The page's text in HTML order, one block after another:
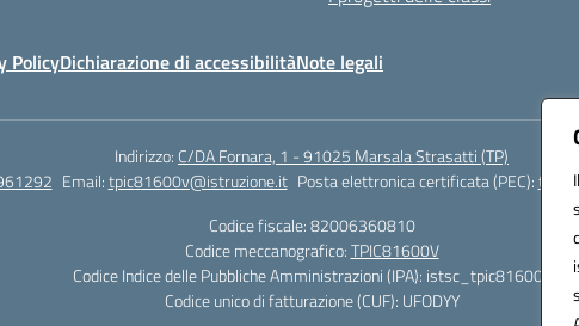
PolicyDichiarazione di accessibilitàNote legali
Indirizzo: C/DA Fornara, 1 - 91025 Marsala Strasatti (TP)
Email:tpic81600v@istruzione.it Posta elettronica certificata (PEC):
Codice fiscale: 82006360810
Codice meccanografico:TPIC81600V
Codice Indice delle Pubbliche Amministrazioni (IPA): istsc_tpic81600v
Codice unico di fatturazione (CUF): UFODYY